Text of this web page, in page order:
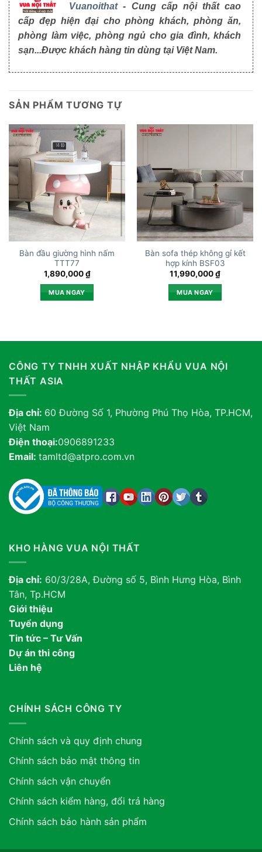
Vuanoithat- Cung cấp nội thất cao
cấp đẹp hiện đại cho phòng khách, phòng ăn,
phòng làm việc, phòng ngủ cho gia đình, khách
sạn...Được khách hàng tin dùng tại Việt Nam.
SẢN PHẨM TƯƠNG TỰ
Bàn đầu giường hình nấm
TTT77
1,890,000₫
MUA NGAY
Bàn sofa thép không gỉ kết
hợp kính BSF03
11,990,000₫
MUA NGAY
CÔNG TY TNHH XUẤT NHẬP KHẨU VUA NỘI
THẤT ASIA
Địa chỉ: 60 Đường Số 1, Phường Phú Thọ Hòa, TP.HCM,
Việt Nam
Điện thoại:0906891233
Email: tamltd@atpro.com.vn
KHO HÀNG VUA NỘI THẤT
Địa chỉ: 60/3/28A, Đường số 5, Bình Hưng Hòa, Bình
Tân, Tp.HCM
Giới thiệu
Tuyển dụng
Tin tức – Tư Vấn
Dự án thi công
Liên hệ
CHÍNH SÁCH CÔNG TY
Chính sách và quy định chung
Chính sách bảo mật thông tin
Chính sách vận chuyển
Chính sách kiểm hàng, đổi trả hàng
Chính sách bảo hành sản phẩm